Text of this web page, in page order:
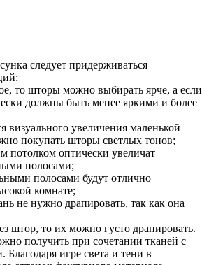
следует придерживаться
то шторы можно выбирать ярче, а если
должны быть менее яркими и более
визуального увеличения маленькой
покупать шторы светлых тонов;
потолком оптически увеличат
полосами;
полосами будут отлично
комнате;
не нужно драпировать, так как она
штор, то их можно густо драпировать.
получить при сочетании тканей с
игре света и тени в